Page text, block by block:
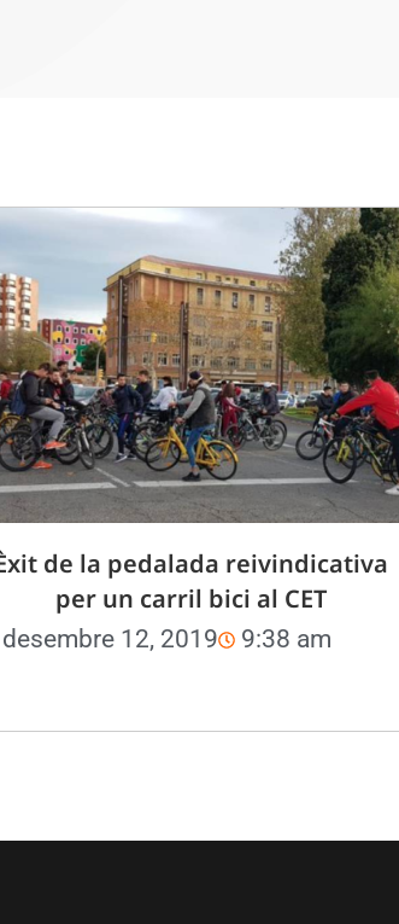
de la pedalada reivindicativa
per un carril bici al CET
desembre 12, 2019 9:38 am